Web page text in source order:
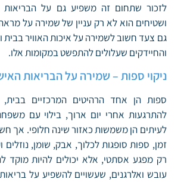
לזכור שתחום זה משפיע גם על הבריאות
ושטיחים הוא לא רק עניין של שמירה על
גם צעד חשוב לשמירה על איכות האוויר
והחיידקים שעלולים להתפשט במקומות אלו.
ניקוי ספות – שמירה על הבריאות
ספות הן אחד הרהיטים המרכזיים בבית,
להתרגעות אחרי יום ארוך, בילוי עם
לעיתים הן משמשות כאזור שינה חלופי. אך
זמן, ספות סופגות לכלוך, אבק, שומן, נוזלים
רק מפגע אסתטי, אלא יכולים להיות מוקד
עובש ואלרגנים, שעשויים להשפיע על